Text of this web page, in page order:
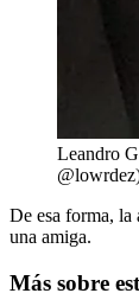
Leandro
De esa forma, la
una amiga.
Más sobre